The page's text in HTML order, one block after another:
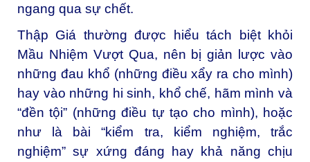
ngang qua sự chết.
Thập Giá thường được hiểu tách biệt khỏi
Mầu Nhiệm Vượt Qua, nên bị giản lược vào
những đau khổ (những điều xẩy ra cho mình)
hay vào những hi sinh, khổ chế, hãm mình và
“đền tội” (những điều tự tạo cho mình), hoặc
như là bài “kiểm tra, kiểm nghiệm, trắc
nghiệm” sự xứng đáng hay khả năng chịu